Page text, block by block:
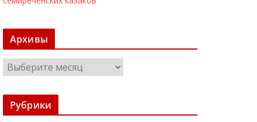
Архивы
р
х
Рубрики